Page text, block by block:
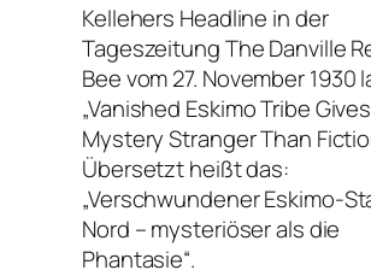
Kellehers Headline in der
Tageszeitung The Danville
Bee vom 27. November 1930
„Vanished Eskimo Tribe
Mystery Stranger Than
Übersetzt heißt das:
„Verschwundener Eskimo-
Nord – mysteriöser als die
Phantasie“.